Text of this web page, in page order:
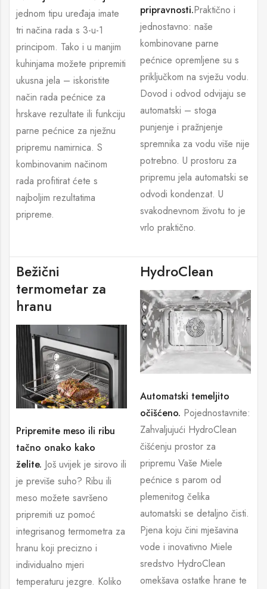
jednom tipu uređaja imate
tri načina rada s 3-u-1
principom. Tako i u manjim
kuhinjama možete pripremiti
ukusna jela – iskoristite
način rada pećnice za
hrskave rezultate ili funkciju
parne pećnice za nježnu
pripremu namirnica. S
kombinovanim načinom
rada profitirat ćete s
najboljim rezultatima
pripreme.
pripravnosti.Praktično i
jednostavno: naše
kombinovane parne
pećnice opremljene su s
priključkom na svježu vodu.
Dovod i odvod odvijaju se
automatski – stoga
punjenje i pražnjenje
spremnika za vodu više nije
potrebno. U prostoru za
pripremu jela automatski se
odvodi kondenzat. U
svakodnevnom životu to je
vrlo praktično.
Bežični
termometar za
hranu
Pripremite meso ili ribu
tačno onako kako
želite. Još uvijek je sirovo ili
je previše suho? Ribu ili
meso možete savršeno
pripremiti uz pomoć
integrisanog termometra za
hranu koji precizno i
individualno mjeri
temperaturu jezgre. Koliko
HydroClean
Automatski temeljito
očišćeno. Pojednostavnite:
Zahvaljujući HydroClean
čišćenju prostor za
pripremu Vaše Miele
pećnice s parom od
plemenitog čelika
automatski se detaljno čisti.
Pjena koju čini mješavina
vode i inovativno Miele
sredstvo HydroClean
omekšava ostatke hrane te